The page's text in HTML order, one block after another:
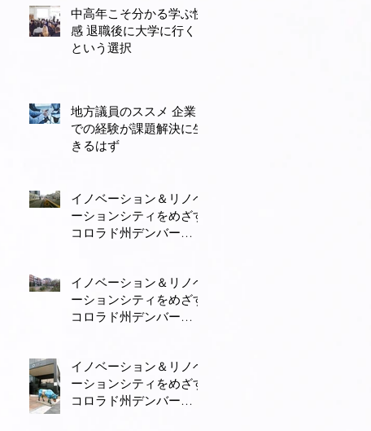
中高年こそ分かる学ぶ快
感 退職後に大学に行く
という選択
地方議員のススメ 企業
での経験が課題解決に生
きるはず
イノベーション＆リノベ
ーションシティをめざす
コロラド州デンバー
車の街へ変身
イノベーション＆リノベ
ーションシティをめざす
コロラド州デンバー
立地、街中居住の促進で
賑わいを生み出す
イノベーション＆リノベ
ーションシティをめざす
コロラド州デンバー